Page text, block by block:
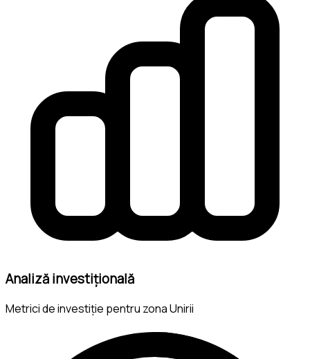
Analiză investițională
Metrici de investiție pentru zona Unirii